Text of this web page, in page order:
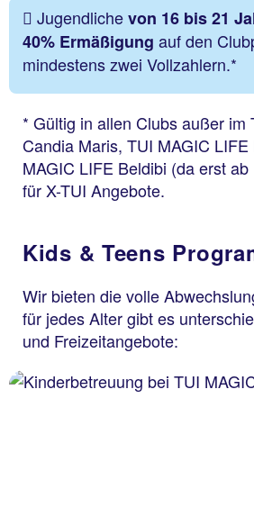
Jugendlichevon 16 bis 21
40% Ermäßigung auf den
mindestens zwei Vollzahlern.*
* Gültig in allen Clubs außer im
Candia Maris, TUI MAGIC
MAGIC LIFE Beldibi (da erst
für X-TUI Angebote.
Kids & Teens
Wir bieten die volle
für jedes Alter gibt es
und Freizeitangebote: